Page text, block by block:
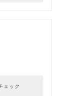
ェック